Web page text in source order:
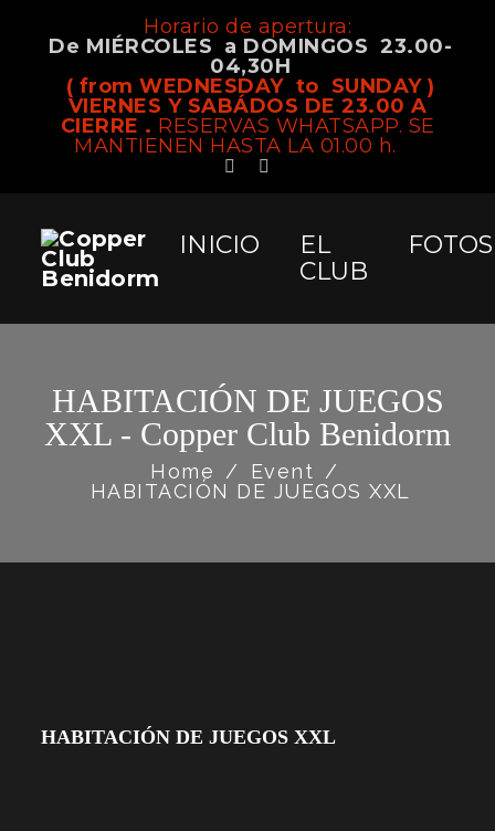
Horario de apertura:
De MIÉRCOLES a DOMINGOS 23.00-
04,30H
( from WEDNESDAY to SUNDAY )
VIERNES Y SABÁDOS DE 23.00 A
CIERRE . RESERVAS WHATSAPP. SE
MANTIENEN HASTA LA 01.00 h.
INICIO
EL
CLUB
FOTOS
HABITACIÓN DE JUEGOS
XXL - Copper Club Benidorm
Home / Event /
HABITACIÓN DE JUEGOS XXL
HABITACIÓN DE JUEGOS XXL